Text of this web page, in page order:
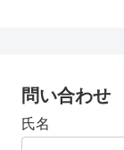
問い合わせ
氏名